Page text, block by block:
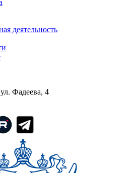
деятельность
Фадеева, 4